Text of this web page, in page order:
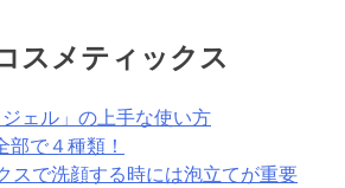
スメティックス
ジェル」の上手な使い方
部で４種類！
スで洗顔する時には泡立てが重要